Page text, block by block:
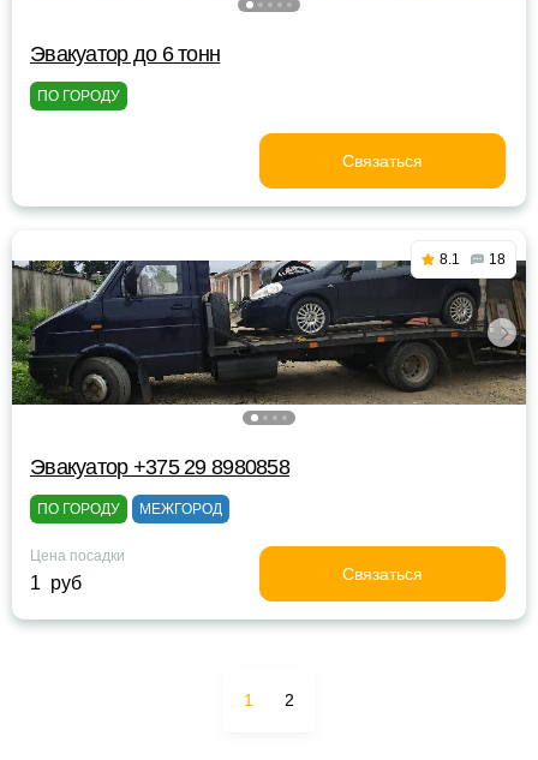
Эвакуатор до 6 тонн
ПО ГОРОДУ
Связаться
8.1 18
Эвакуатор +375 29 8980858
ПО ГОРОДУ МЕЖГОРОД
Цена посадки
1 руб Связаться
1 2